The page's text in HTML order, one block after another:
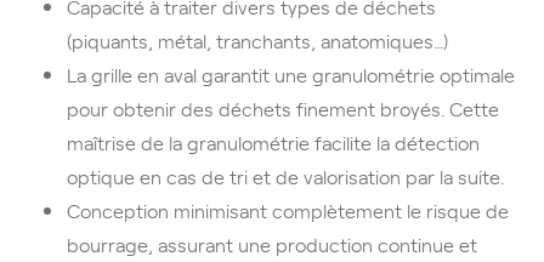
Capacité à traiter divers types de déchets
(piquants, métal, tranchants, anatomiques…)
La grille en aval garantit une granulométrie optimale
pour obtenir des déchets finement broyés. Cette
maîtrise de la granulométrie facilite la détection
optique en cas de tri et de valorisation par la suite.
Conception minimisant complètement le risque de
bourrage, assurant une production continue et